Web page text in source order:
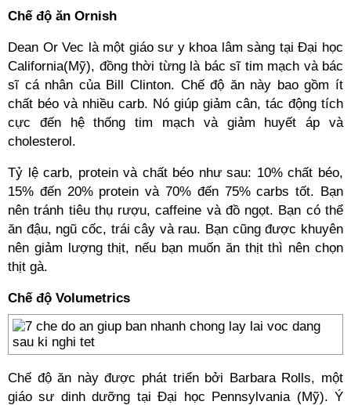
Chế độ ăn Ornish
Dean Or Vec là một giáo sư y khoa lâm sàng tại Đại học
California(Mỹ), đồng thời từng là bác sĩ tim mạch và bác
sĩ cá nhân của Bill Clinton. Chế độ ăn này bao gồm ít
chất béo và nhiều carb. Nó giúp giảm cân, tác động tích
cực đến hệ thống tim mạch và giảm huyết áp và
cholesterol.
Tỷ lệ carb, protein và chất béo như sau: 10% chất béo,
15% đến 20% protein và 70% đến 75% carbs tốt. Bạn
nên tránh tiêu thụ rượu, caffeine và đồ ngọt. Bạn có thể
ăn đậu, ngũ cốc, trái cây và rau. Bạn cũng được khuyên
nên giảm lượng thịt, nếu bạn muốn ăn thịt thì nên chọn
thịt gà.
Chế độ Volumetrics
Chế độ ăn này được phát triển bởi Barbara Rolls, một
giáo sư dinh dưỡng tại Đại học Pennsylvania (Mỹ). Ý